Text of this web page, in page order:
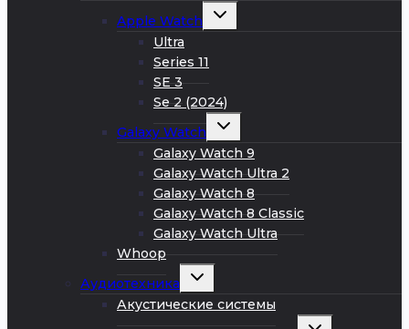
Apple Watch
Развернуть
Ultra
Series 11
SE 3
Se 2 (2024)
Galaxy Watch
Развернуть
меню
Galaxy Watch 9
Galaxy Watch Ultra 2
Galaxy Watch 8
Galaxy Watch 8 Classic
Galaxy Watch Ultra
Whoop
Аудиотехника
Развернуть
меню
Акустические системы
Развернуть